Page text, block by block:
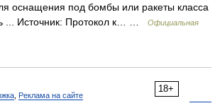
оснащения под бомбы или ракеты класса
... Источник: Протокол к… …
Официальная
18+
Реклама на сайте